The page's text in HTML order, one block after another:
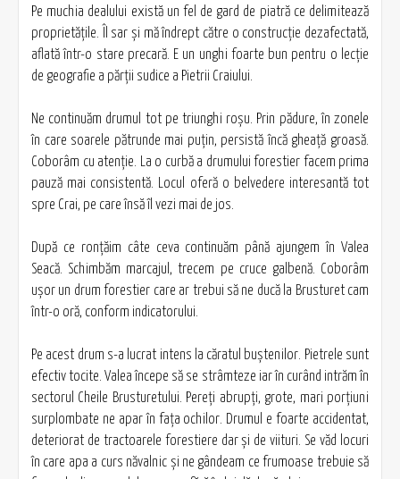
Pe muchia dealului există un fel de gard de piatră ce delimitează
proprietăţile. Îl sar şi mă îndrept către o construcţie dezafectată,
aflată într-o stare precară. E un unghi foarte bun pentru o lecţie
de geografie a părţii sudice a Pietrii Craiului.
Ne continuăm drumul tot pe triunghi roşu. Prin pădure, în zonele
în care soarele pătrunde mai puţin, persistă încă gheaţă groasă.
Coborâm cu atenţie. La o curbă a drumului forestier facem prima
pauză mai consistentă. Locul oferă o belvedere interesantă tot
spre Crai, pe care însă îl vezi mai de jos.
După ce ronţăim câte ceva continuăm până ajungem în Valea
Seacă. Schimbăm marcajul, trecem pe cruce galbenă. Coborâm
uşor un drum forestier care ar trebui să ne ducă la Brusturet cam
într-o oră, conform indicatorului.
Pe acest drum s-a lucrat intens la căratul buştenilor. Pietrele sunt
efectiv tocite. Valea începe să se strâmteze iar în curând intrăm în
sectorul Cheile Brusturetului. Pereţi abrupţi, grote, mari porţiuni
surplombate ne apar în faţa ochilor. Drumul e foarte accidentat,
deteriorat de tractoarele forestiere dar şi de viituri. Se văd locuri
în care apa a curs năvalnic şi ne gândeam ce frumoase trebuie să